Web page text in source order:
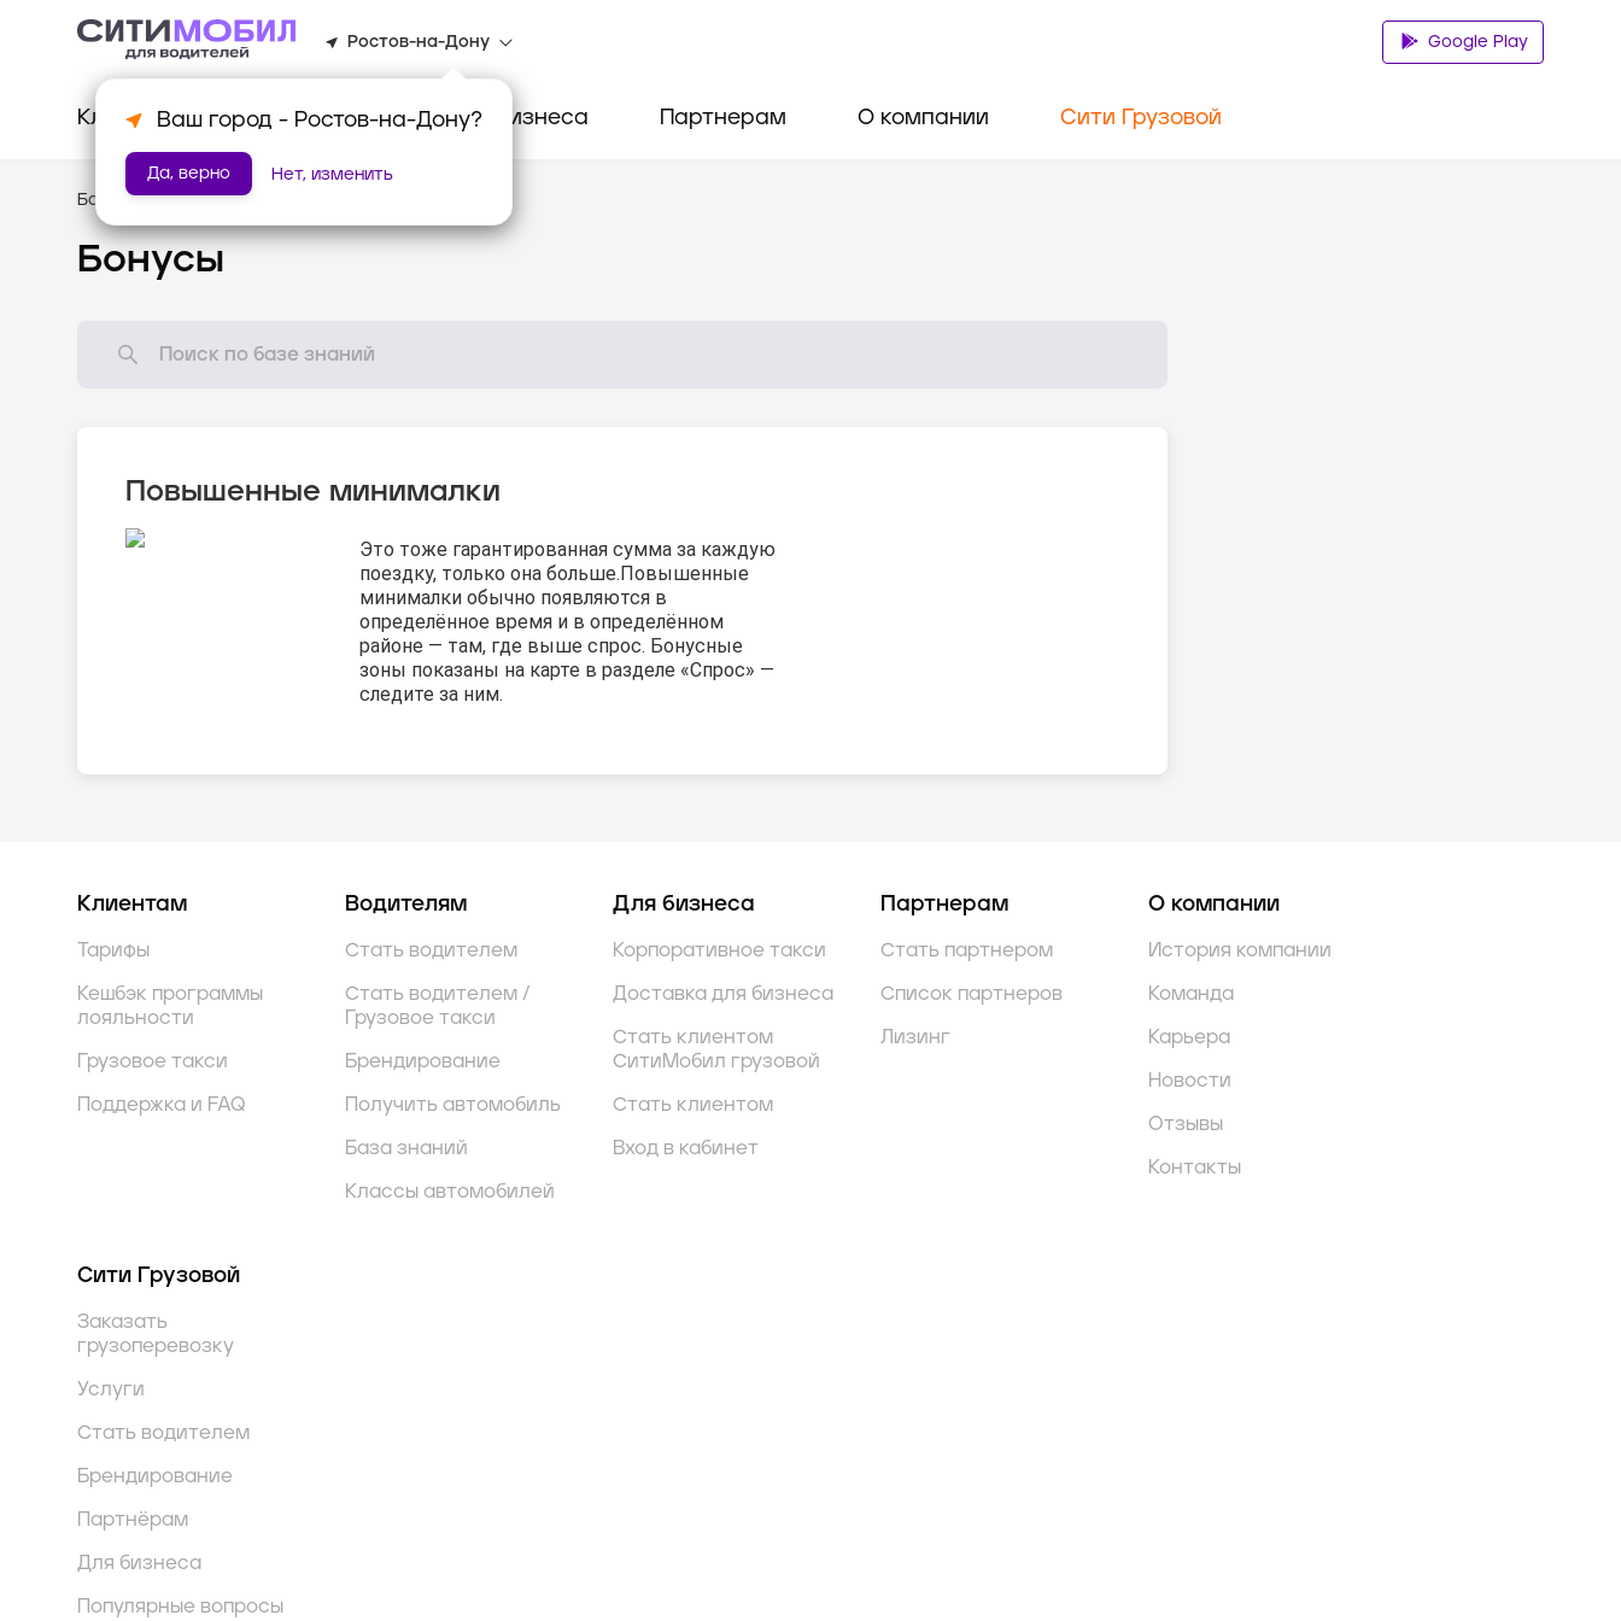
Ростов-на-Дону
Ваш город - Ростов-на-Дону?
Да, верно Нет, изменить
Google Play
Клиентам Водителям Для бизнеса Партнерам О компании Сити Грузовой
База знаний /Мотивация
Бонусы
Повышенные минималки
Это тоже гарантированная сумма за каждую
поездку, только она больше.Повышенные
минималки обычно появляются в
определённое время и в определённом
районе — там, где выше спрос. Бонусные
зоны показаны на карте в разделе «Спрос» —
следите за ним.
Клиентам
Тарифы
Кешбэк программы
лояльности
Грузовое такси
Поддержка и FAQ
Водителям
Стать водителем
Стать водителем /
Грузовое такси
Брендирование
Получить автомобиль
База знаний
Классы автомобилей
Для бизнеса
Корпоративное такси
Доставка для бизнеса
Стать клиентом
СитиМобил грузовой
Стать клиентом
Вход в кабинет
Партнерам
Стать партнером
Список партнеров
Лизинг
О компании
История компании
Команда
Карьера
Новости
Отзывы
Контакты
Сити Грузовой
Заказать
грузоперевозку
Услуги
Стать водителем
Брендирование
Партнёрам
Для бизнеса
Популярные вопросы